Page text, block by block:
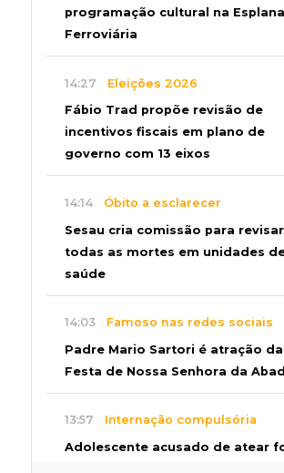
programação cultural na
Ferroviária
14:27 Eleições 2026
Fábio Trad propõe revisão de
incentivos fiscais em plano de
governo com 13 eixos
14:14 Óbito a esclarecer
Sesau cria comissão para revisar
todas as mortes em unidades
saúde
14:03 Famoso nas redes sociais
Padre Mario Sartori é atração da
Festa de Nossa Senhora da
13:57 Internação compulsória
Adolescente acusado de atear